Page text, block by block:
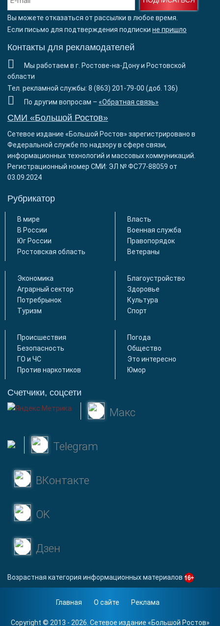
Вы можете отказаться от рассылки в любое время.
Если письмо для подтверждения подписки не пришло
Контакты для рекламодателей
Мы работаем в г. Ростове-на-Дону и Ростовской
области
Тел. рекламной службы: 8 (863) 201-79-00 (доб. 136)
По другим вопросам – «Обратная связь»
СМИ «Большой Ростов»
Сетевое издание «Большой Ростов» зарегистрировано в
Федеральной службе по надзору в сфере связи,
информационных технологий и массовых коммуникаций.
Регистрационный номер СМИ: ЭЛ № ФС77-88059 от
03.09.2024
Рубрикатор
В мире
В России
Юг России
Ростовская область
Власть
Военная служба
Правопорядок
Ветераны
Экономика
Аграрный сектор
Потребрынок
Туризм
Благоустройство
Здоровье
Культура
Спорт
Происшествия
Безопасность
ГО и ЧС
Против наркотиков
Погода
Общество
Это интересно
Юмор
Счетчики, соцсети
Макс
Telegram
ВКонтакте
OK
Дзен
Возрастная категория информационных материалов
Главная О сайте Реклама
Copyright © 2013 - 2026. Сетевое издание «Большой Ростов»